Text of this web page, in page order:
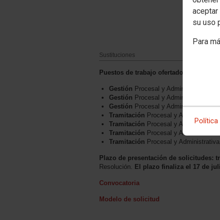
su uso
Para
Sustituciones
Puestos de trabajo ofertados:
Gestión Procesal y Administrativa,
Gestión Procesal y Administrativa,
Gestión Procesal y Administrativa,
Tramitación Procesal y Administrativa,
Tramitación Procesal y
Tramitación Procesal y Administrativa,
Tramitación Procesal y Administrativa,
Plazo de presentación de solicitudes:
Resolución. El plazo finaliza el 17 de
Convocatoria
Modelo de solicitud